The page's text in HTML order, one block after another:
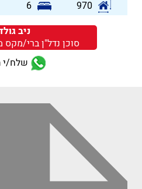
970
6
ניב
סוכן נדל"ן ברי/מקס
שלח/י